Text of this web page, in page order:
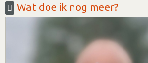
Wat doe ik nog meer?